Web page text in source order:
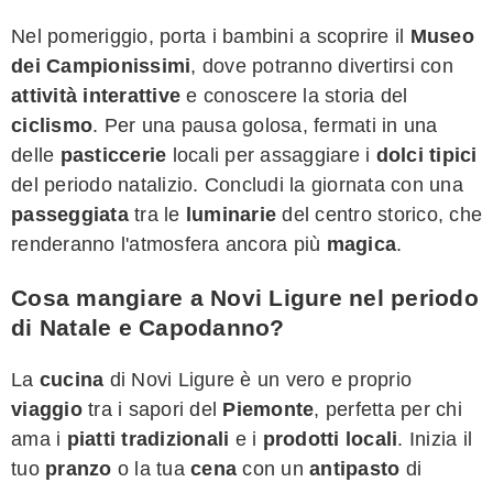
Nel pomeriggio, porta i bambini a scoprire il Museo
dei Campionissimi, dove potranno divertirsi con
attività interattive e conoscere la storia del
ciclismo. Per una pausa golosa, fermati in una
delle pasticcerie locali per assaggiare i dolci tipici
del periodo natalizio. Concludi la giornata con una
passeggiatatra le luminarie del centro storico, che
renderanno l'atmosfera ancora più magica.
Cosa mangiare a Novi Ligure nel periodo
di Natale e Capodanno?
La cucina di Novi Ligure è un vero e proprio
viaggiotra i sapori del Piemonte, perfetta per chi
ama i piatti tradizionali e i prodotti locali. Inizia il
tuo pranzo o la tua cena con un antipasto di